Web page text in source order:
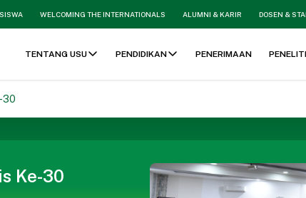
WELCOMING THE INTERNATIONALS ALUMNI & KARIR DOSEN &
TENTANG USU PENDIDIKAN PENERIMAAN
30
Ke-30